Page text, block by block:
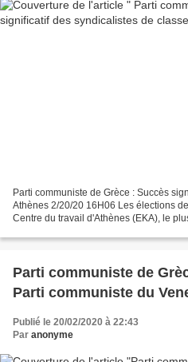
Parti communiste de Grèce : Succès
Athènes 2/20/20 16H06 Les élections
Centre du travail d'Athènes (EKA), le
Parti communiste de
Parti communiste du
Publié le 20/02/2020 à 22:43
Par anonyme